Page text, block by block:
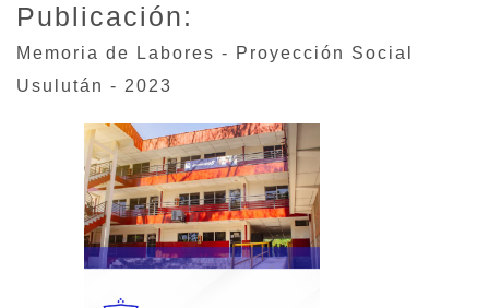
Publicación:
Memoria de Labores - Proyección Social
Usulután - 2023